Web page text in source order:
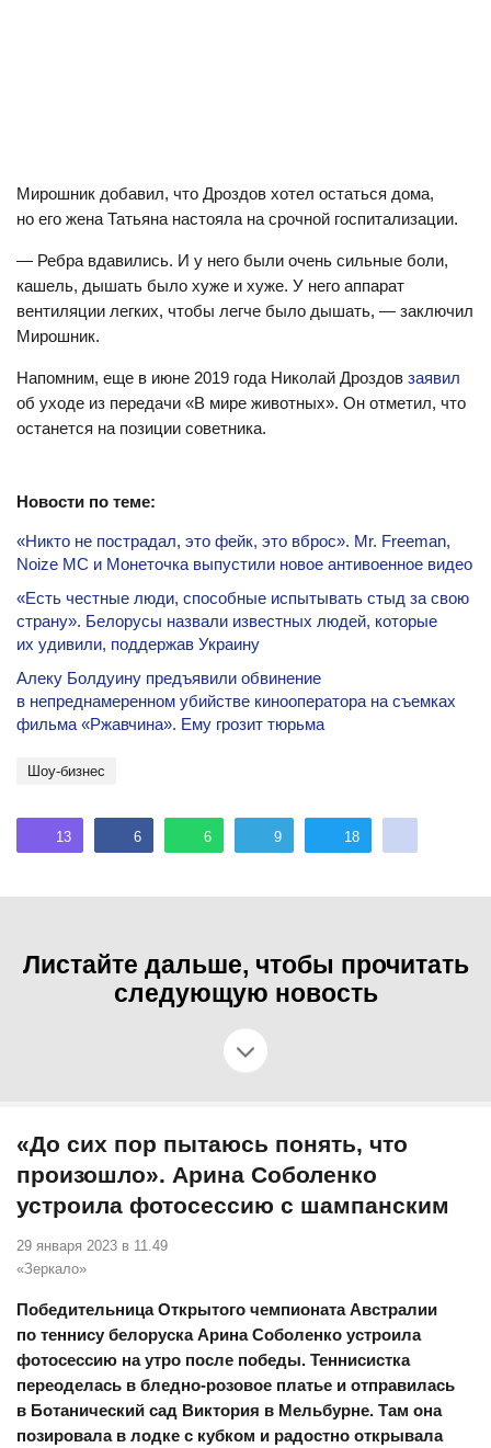
Мирошник добавил, что Дроздов хотел остаться дома,
но его жена Татьяна настояла на срочной госпитализации.
— Ребра вдавились. И у него были очень сильные боли,
кашель, дышать было хуже и хуже. У него аппарат
вентиляции легких, чтобы легче было дышать, — заключил
Мирошник.
Напомним, еще в июне 2019 года Николай Дроздов заявил
об уходе из передачи «В мире животных». Он отметил, что
останется на позиции советника.
Новости по теме:
«Никто не пострадал, это фейк, это вброс». Mr. Freeman,
Noize MC и Монеточка выпустили новое антивоенное видео
«Есть честные люди, способные испытывать стыд за свою
страну». Белорусы назвали известных людей, которые
их удивили, поддержав Украину
Алеку Болдуину предъявили обвинение
в непреднамеренном убийстве кинооператора на съемках
фильма «Ржавчина». Ему грозит тюрьма
шоу-бизнес
13 6 6 9 18
Листайте дальше, чтобы прочитать
следующую новость